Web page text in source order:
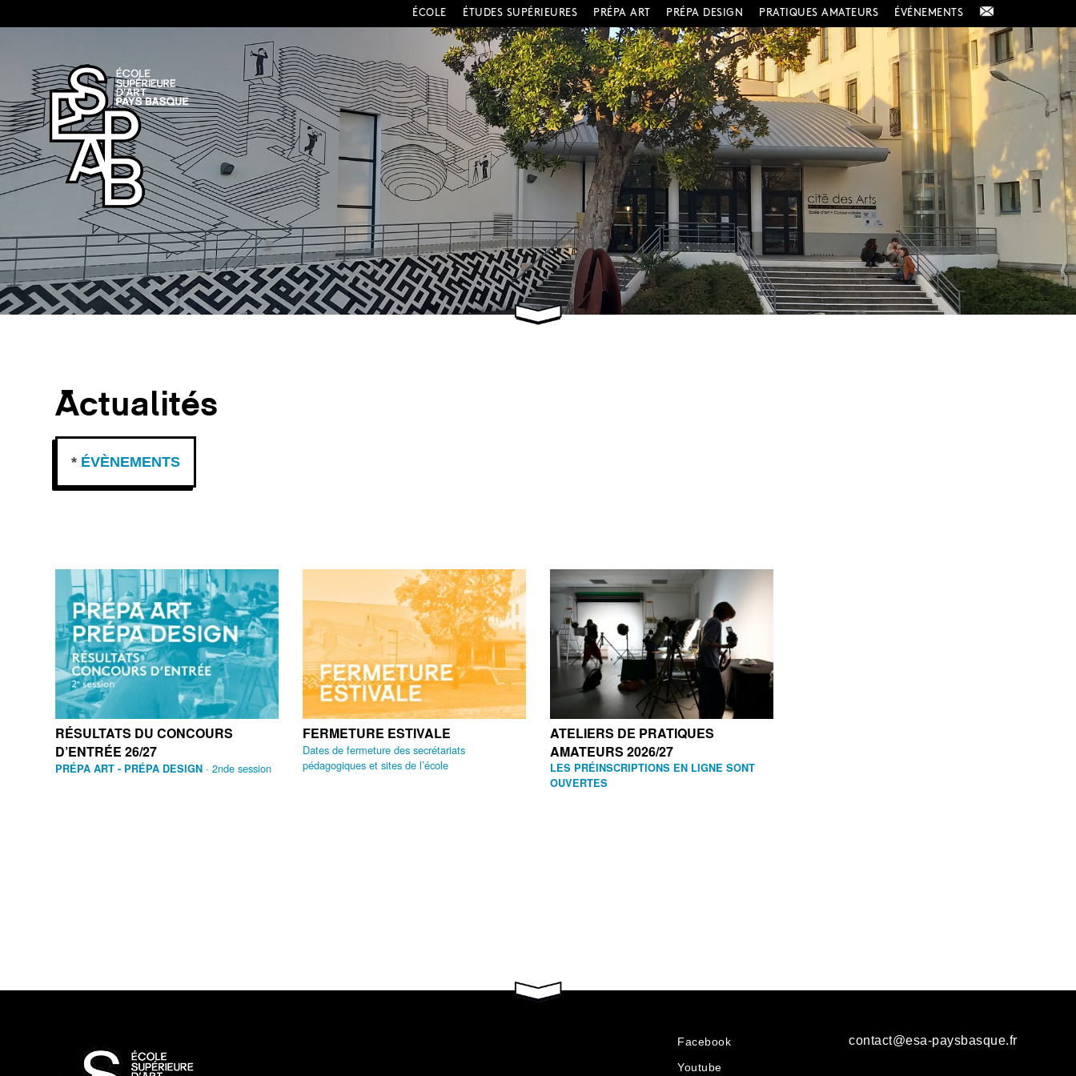
ÉCOLE ÉTUDES SUPÉRIEURES PRÉPA ART PRÉPA DESIGN PRATIQUES AMATEURS ÉVÉNEMENTS
Actualités
* ÉVÈNEMENTS
RÉSULTATS DU CONCOURS
D’ENTRÉE 26/27
PRÉPA ART - PRÉPA DESIGN· 2nde session
FERMETURE ESTIVALE
Dates de fermeture des secrétariats
pédagogiques et sites de l’école
ATELIERS DE PRATIQUES
AMATEURS 2026/27
LES PRÉINSCRIPTIONS EN LIGNE SONT
OUVERTES
Facebook
Youtube
contact@esa-paysbasque.fr